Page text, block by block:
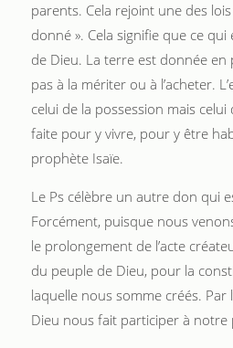
parents. Cela rejoint une des lois
donné ». Cela signifie que ce qui
de Dieu. La terre est donnée en
pas à la mériter ou à l’acheter.
celui de la possession mais
faite pour y vivre, pour y être
prophète Isaïe.
Le Ps célèbre un autre don qui
Forcément, puisque nous
le prolongement de l’acte
du peuple de Dieu, pour la
laquelle nous somme créés. Par
Dieu nous fait participer à notre